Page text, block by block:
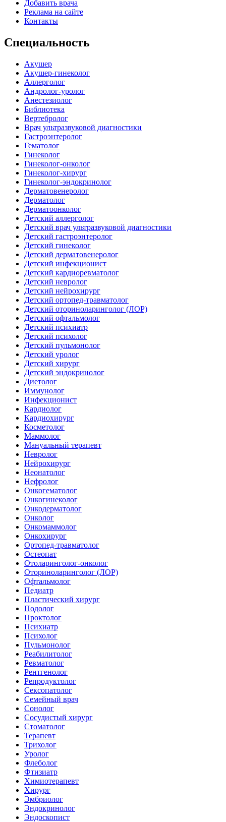
Добавить врача
Реклама на сайте
Контакты
Специальность
Акушер
Акушер-гинеколог
Аллерголог
Андролог-уролог
Анестезиолог
Библиотека
Вертебролог
Врач ультразвуковой диагностики
Гастроэнтеролог
Гематолог
Гинеколог
Гинеколог-онколог
Гинеколог-хирург
Гинеколог-эндокринолог
Дерматовенеролог
Дерматолог
Дерматоонколог
Детский аллерголог
Детский врач ультразвуковой диагностики
Детский гастроэнтеролог
Детский гинеколог
Детский дерматовенеролог
Детский инфекционист
Детский кардиоревматолог
Детский невролог
Детский нейрохирург
Детский ортопед-травматолог
Детский оториноларинголог (ЛОР)
Детский офтальмолог
Детский психиатр
Детский психолог
Детский пульмонолог
Детский уролог
Детский хирург
Детский эндокринолог
Диетолог
Иммунолог
Инфекционист
Кардиолог
Кардиохирург
Косметолог
Маммолог
Мануальный терапевт
Невролог
Нейрохирург
Неонатолог
Нефролог
Онкогематолог
Онкогинеколог
Онкодерматолог
Онколог
Онкомаммолог
Онкохирург
Ортопед-травматолог
Остеопат
Отоларинголог-онколог
Оториноларинголог (ЛОР)
Офтальмолог
Педиатр
Пластический хирург
Подолог
Проктолог
Психиатр
Психолог
Пульмонолог
Реабилитолог
Ревматолог
Рентгенолог
Репродуктолог
Сексопатолог
Семейный врач
Сонолог
Сосудистый хирург
Стоматолог
Терапевт
Трихолог
Уролог
Флеболог
Фтизиатр
Химиотерапевт
Хирург
Эмбриолог
Эндокринолог
Эндоскопист